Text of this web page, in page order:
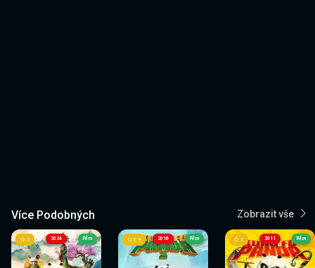
Více Podobných Zobrazit vše
2024
7 Film 2016
6.9 Film 2011
7 Film